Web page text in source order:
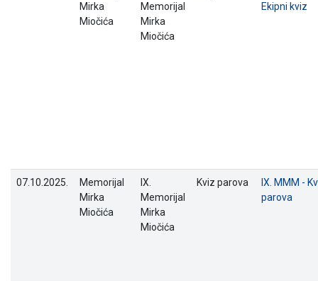
Mirka
Miočića
Memorijal
Mirka
Miočića
Ekipni kviz
07.10.2025.
Memorijal
Mirka
Miočića
IX.
Memorijal
Mirka
Miočića
Kviz parova
IX. MMM -
parova